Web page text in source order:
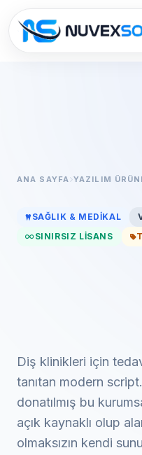
ANA SAYFA YAZILIM
SAĞLIK & MEDIKAL
SINIRSIZ LISANS
Diş klinikleri için
tanıtan modern script.
donatılmış bu
açık kaynaklı olup
olmaksızın kendi